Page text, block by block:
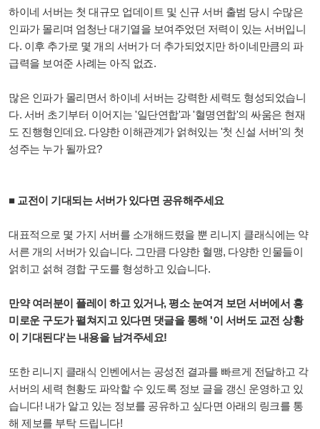
하이네 서버는 첫 대규모 업데이트 및 신규 서버 출범 당시 수많은
인파가 몰리며 엄청난 대기열을 보여주었던 저력이 있는 서버입니
다. 이후 추가로 몇 개의 서버가 더 추가되었지만 하이네만큼의 파
급력을 보여준 사례는 아직 없죠.
많은 인파가 몰리면서 하이네 서버는 강력한 세력도 형성되었습니
다. 서버 초기부터 이어지는 '일단연합'과 '혈명연합'의 싸움은 현재
도 진행형인데요. 다양한 이해관계가 얽혀있는 '첫 신설 서버'의 첫
성주는 누가 될까요?
■ 교전이 기대되는 서버가 있다면 공유해주세요
대표적으로 몇 가지 서버를 소개해드렸을 뿐 리니지 클래식에는 약
서른 개의 서버가 있습니다. 그만큼 다양한 혈맹, 다양한 인물들이
얽히고 섥혀 경합 구도를 형성하고 있습니다.
만약 여러분이 플레이 하고 있거나, 평소 눈여겨 보던 서버에서 흥
미로운 구도가 펼쳐지고 있다면 댓글을 통해 '이 서버도 교전 상황
이 기대된다'는 내용을 남겨주세요!
또한 리니지 클래식 인벤에서는 공성전 결과를 빠르게 전달하고 각
서버의 세력 현황도 파악할 수 있도록 정보 글을 갱신 운영하고 있
습니다! 내가 알고 있는 정보를 공유하고 싶다면 아래의 링크를 통
해 제보를 부탁 드립니다!